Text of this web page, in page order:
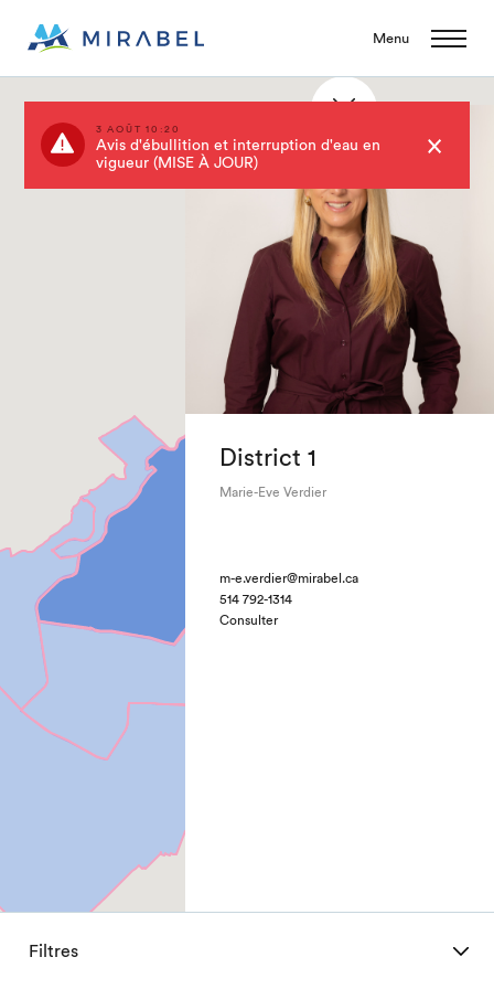
Menu
3 AOÛT 10:20
Avis d'ébullition et interruption d'eau en
vigueur (MISE À JOUR)
Filtres
District 1
Marie-Eve Verdier
m-e.verdier@mirabel.ca
514 792-1314
Consulter